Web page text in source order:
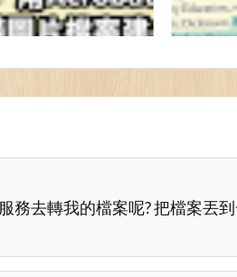
去轉我的檔案呢? 把檔案丟